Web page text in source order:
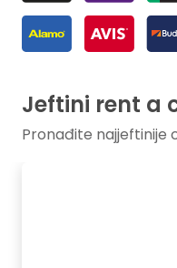
Jeftini rent a
Pronađite najjeftinije